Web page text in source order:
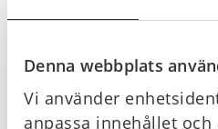
Denna webbplats
Vi använder
anpassa innehållet
Du kanske också